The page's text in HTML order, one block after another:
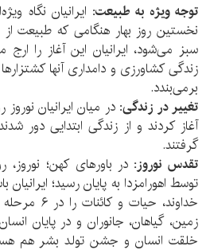
توجه ویژه به طبیعت: ایرانیان نگاه
نخستین روز بهار هنگامى که طبیعت
سبز مى‌شود، ایرانیان این آغاز را ارج
زندگى کشاورزى و دامداری آنها
برمى‌بندد.
تغییر در زندگی: در میان ایرانیان
آغاز کردند و از زندگى ابتدایى دور
گرفتند.
تقدس نوروز: در باورهاى کهن؛
توسط اهورامزدا به پایان رسید؛ ایرانیان
خداوند،
زمین، گیاهان، جانوران و در پایان
خلقت انسان و جشن تولد بشر هم